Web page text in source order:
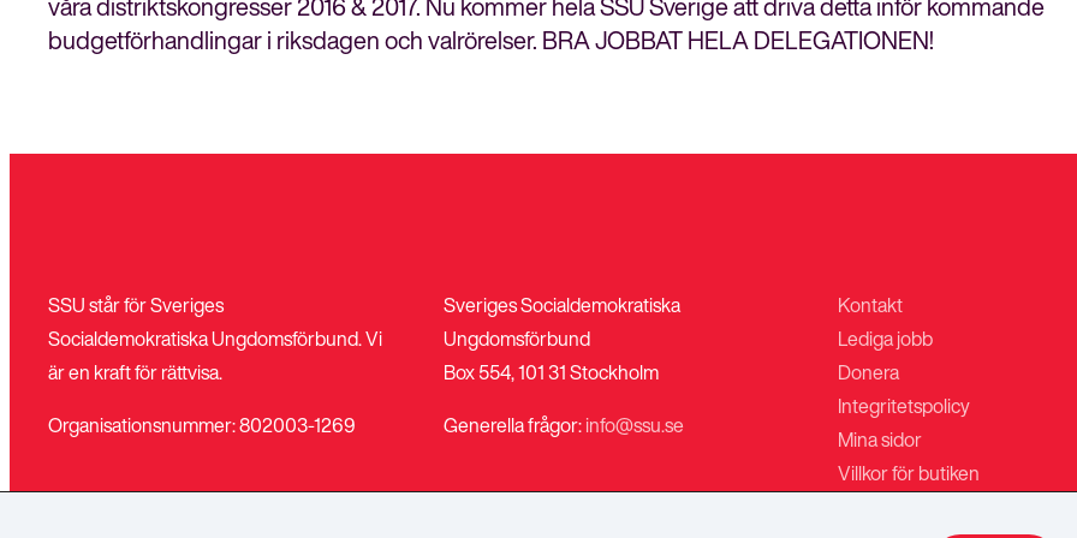
meny
budgetförhandlingar i riksdagen och valrörelser. BRA JOBBAT HELA DELEGATIONEN!
SSU står för Sveriges
Socialdemokratiska Ungdomsförbund. Vi
är en kraft för rättvisa.
Organisationsnummer: 802003-1269
Sveriges Socialdemokratiska
Ungdomsförbund
Box 554, 101 31 Stockholm
Generella frågor:info@ssu.se
Kontakt
Lediga jobb
Donera
Integritetspolicy
Mina sidor
Villkor för butiken